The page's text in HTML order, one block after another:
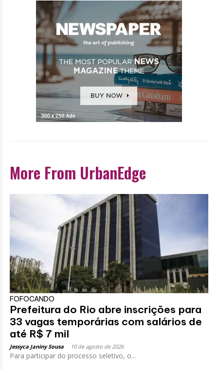
More From UrbanEdge
FOFOCANDO
Prefeitura do Rio abre inscrições para
33 vagas temporárias com salários de
até R$ 7 mil
Jessyca Janiny Sousa 10 de agosto de 2026
Para participar do processo seletivo, o...